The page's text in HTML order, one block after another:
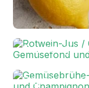
Sauce aus